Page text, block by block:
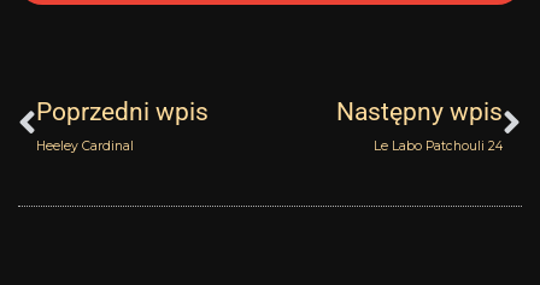
Poprzedni wpis
Heeley Cardinal
Następny wpis
Le Labo Patchouli 24